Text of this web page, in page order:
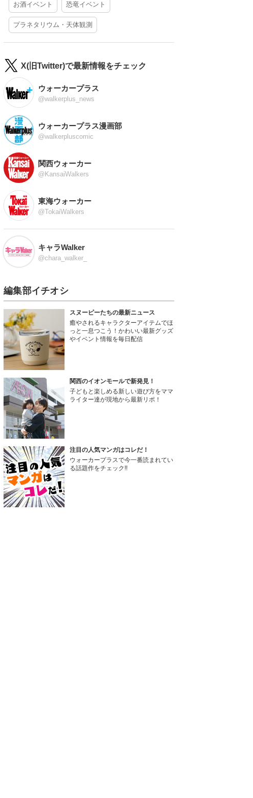
お酒イベント 恐竜イベント
プラネタリウム・天体観測
X(旧Twitter)で最新情報をチェック
ウォーカープラス
@walkerplus_news
ウォーカープラス漫画部
@walkerpluscomic
関西ウォーカー
@KansaiWalkers
東海ウォーカー
@TokaiWalkers
キャラWalker
@chara_walker_
編集部イチオシ
スヌーピーたちの最新ニュース
癒やされるキャラクターアイテムでほ
っと一息つこう！かわいい最新グッズ
やイベント情報を毎日配信
関西のイオンモールで新発見！
子どもと楽しめる新しい遊び方をママ
ライター達が現地から最新リポ！
注目の人気マンガはコレだ！
ウォーカープラスで今一番読まれてい
る話題作をチェック!!